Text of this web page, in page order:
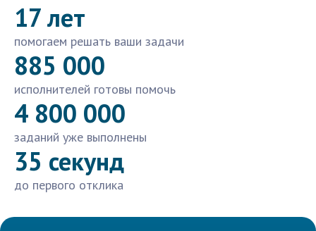
17 лет
помогаем решать ваши задачи
885 000
исполнителей готовы помочь
4 800 000
заданий уже выполнены
35 секунд
до первого отклика